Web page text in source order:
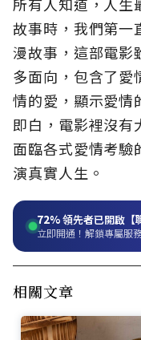
故事時，我們第一
漫故事，這部電影
多面向，包含了愛
情的愛，顯示愛情
即白，電影裡沒有
面臨各式愛情考驗
演真實人生。
72%領先者已開啟【
立即開通！解鎖專屬服
相關文章